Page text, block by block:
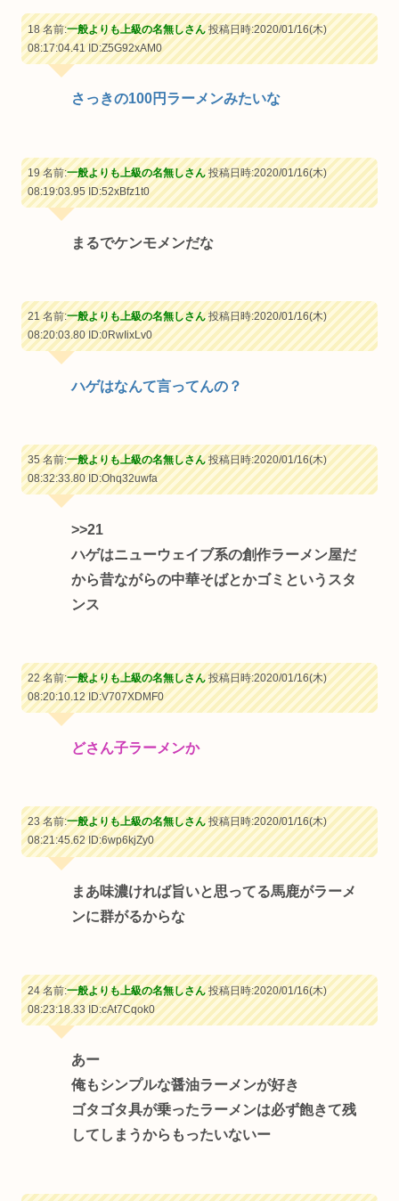
18 名前:一般よりも上級の名無しさん投稿日時:2020/01/16(木)
08:17:04.41ID:Z5G92xAM0
さっきの100円ラーメンみたいな
19 名前:一般よりも上級の名無しさん投稿日時:2020/01/16(木)
08:19:03.95ID:52xBfz1t0
まるでケンモメンだな
21 名前:一般よりも上級の名無しさん投稿日時:2020/01/16(木)
08:20:03.80ID:0RwIixLv0
ハゲはなんて言ってんの？
35 名前:一般よりも上級の名無しさん投稿日時:2020/01/16(木)
08:32:33.80ID:Ohq32uwfa
>>21
ハゲはニューウェイブ系の創作ラーメン屋だ
から昔ながらの中華そばとかゴミというスタ
ンス
22 名前:一般よりも上級の名無しさん投稿日時:2020/01/16(木)
08:20:10.12ID:V707XDMF0
どさん子ラーメンか
23 名前:一般よりも上級の名無しさん投稿日時:2020/01/16(木)
08:21:45.62ID:6wp6kjZy0
まあ味濃ければ旨いと思ってる馬鹿がラーメ
ンに群がるからな
24 名前:一般よりも上級の名無しさん投稿日時:2020/01/16(木)
08:23:18.33ID:cAt7Cqok0
あー
俺もシンプルな醤油ラーメンが好き
ゴタゴタ具が乗ったラーメンは必ず飽きて残
してしまうからもったいないー